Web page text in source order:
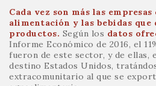
Cada vez son más las
alimentación y las bebidas que
productos. Según los datos
Informe Económico de 2016, el
fueron de este sector, y de ellas,
destino Estados Unidos,
extracomunitario al que se